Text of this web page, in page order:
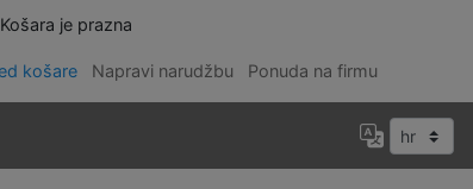
Košara je prazna
košare Napravi narudžbu Ponuda na firmu